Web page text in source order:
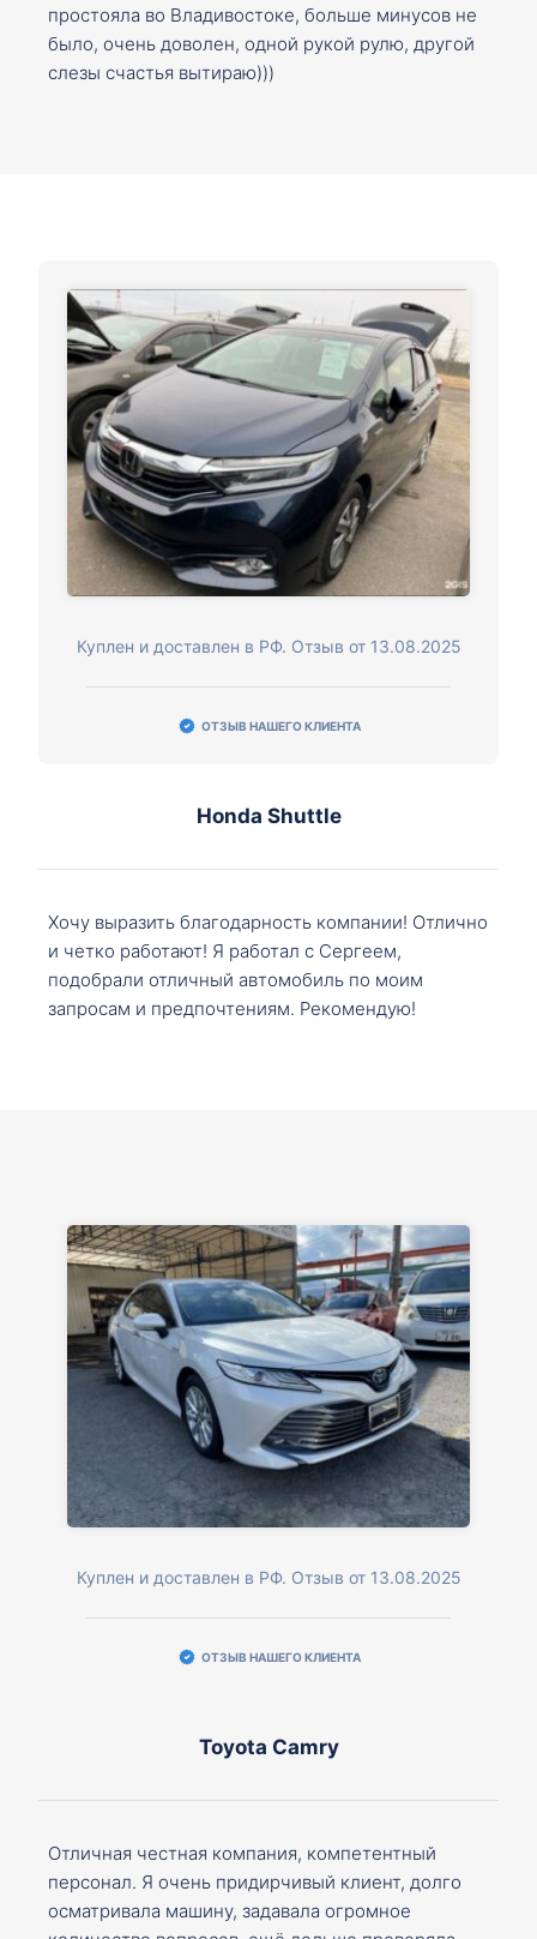
простояла во Владивостоке, больше минусов не
было, очень доволен, одной рукой рулю, другой
слезы счастья вытираю)))
Куплен и доставлен в РФ. Отзыв от 13.08.2025
ОТЗЫВ НАШЕГО КЛИЕНТА
Honda Shuttle
Хочу выразить благодарность компании! Отлично
и четко работают! Я работал с Сергеем,
подобрали отличный автомобиль по моим
запросам и предпочтениям. Рекомендую!
Куплен и доставлен в РФ. Отзыв от 13.08.2025
ОТЗЫВ НАШЕГО КЛИЕНТА
Toyota Camry
Отличная честная компания, компетентный
персонал. Я очень придирчивый клиент, долго
осматривала машину, задавала огромное